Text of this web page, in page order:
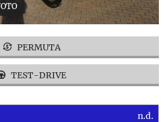
PERMUTA
TEST-DRIVE
n.d.